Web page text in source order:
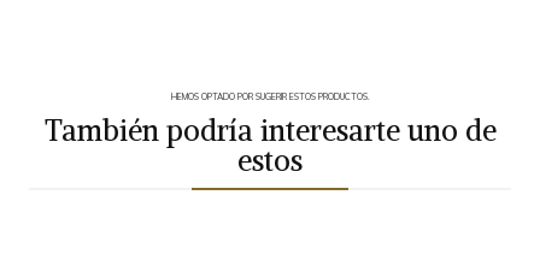
HEMOS OPTADO POR SUGERIR ESTOS PRODUCTOS.
También podría interesarte uno de
estos